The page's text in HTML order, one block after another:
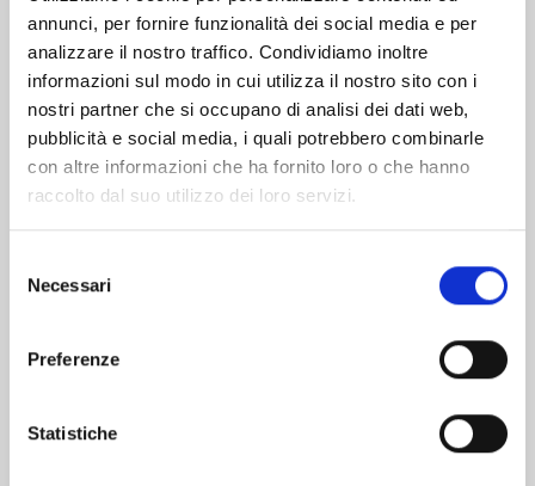
annunci, per fornire funzionalità dei social media e per
analizzare il nostro traffico. Condividiamo inoltre
informazioni sul modo in cui utilizza il nostro sito con i
nostri partner che si occupano di analisi dei dati web,
pubblicità e social media, i quali potrebbero combinarle
con altre informazioni che ha fornito loro o che hanno
raccolto dal suo utilizzo dei loro servizi.
delNecessari
Preferenze
Statistiche
Altri volumi della serie